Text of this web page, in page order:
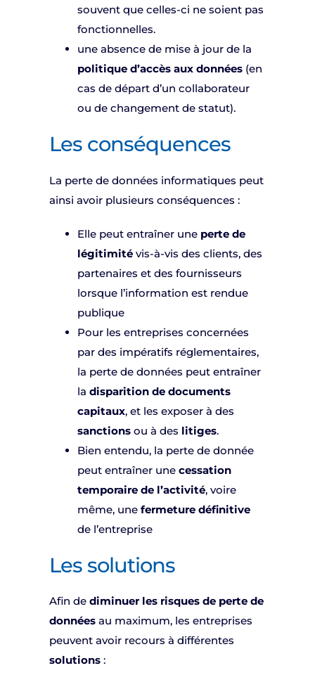
souvent que celles-ci ne soient pas
fonctionnelles.
une absence de mise à jour de la
politique d’accès aux données(en
cas de départ d’un collaborateur
ou de changement de statut).
Les conséquences
La perte de données informatiques peut
ainsi avoir plusieurs conséquences :
Elle peut entraîner une perte de
légitimitévis-à-vis des clients, des
partenaires et des fournisseurs
lorsque l’information est rendue
publique
Pour les entreprises concernées
par des impératifs réglementaires,
la perte de données peut entraîner
la disparition de documents
capitaux, et les exposer à des
sanctionsou à des litiges.
Bien entendu, la perte de donnée
peut entraîner une cessation
temporaire de l’activité, voire
même, unefermeture définitive
de l’entreprise
Les solutions
Afin de diminuer les risques de perte de
donnéesau maximum, les entreprises
peuvent avoir recours à différentes
solutions: